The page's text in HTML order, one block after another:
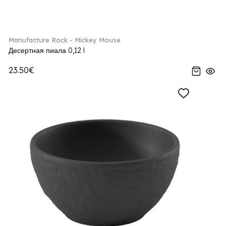
Manufacture Rock - Mickey Mouse
Десертная пиала 0,12 l
23.50€